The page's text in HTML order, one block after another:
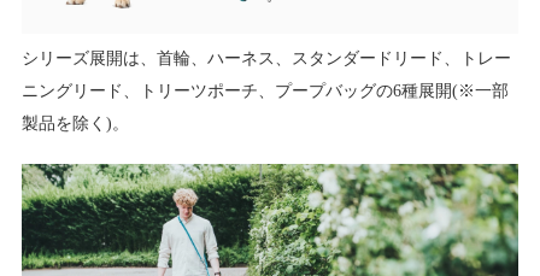
シリーズ展開は、首輪、ハーネス、スタンダードリード、トレー
ニングリード、トリーツポーチ、プープバッグの6種展開(※一部
製品を除く)。